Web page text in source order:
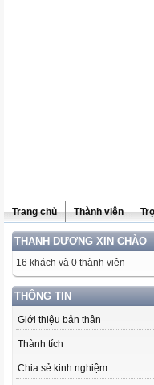
Trang chủ Thành viên
THANH DƯƠNG XIN CHÀO
16 khách và 0 thành viên
THÔNG TIN
Giới thiệu bản thân
Thành tích
Chia sẻ kinh nghiệm